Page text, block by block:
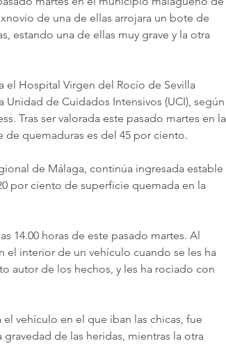
de una de ellas arrojara un bote de
estando una de ellas muy grave y la otra
el Hospital Virgen del Rocío de Sevilla
de Cuidados Intensivos (UCI), según
Tras ser valorada este pasado martes en la
quemaduras es del 45 por ciento.
de Málaga, continúa ingresada estable
por ciento de superficie quemada en la
14.00 horas de este pasado martes. Al
el interior de un vehículo cuando se les ha
autor de los hechos, y les ha rociado con
vehículo en el que iban las chicas, fue
de las heridas, mientras la otra